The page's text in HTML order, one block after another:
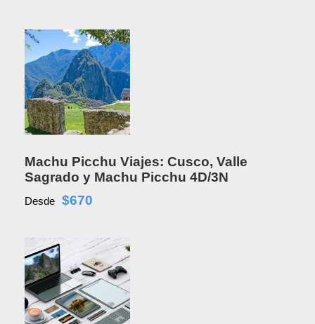
Machu Picchu Viajes: Cusco, Valle
Sagrado y Machu Picchu 4D/3N
Desde $670